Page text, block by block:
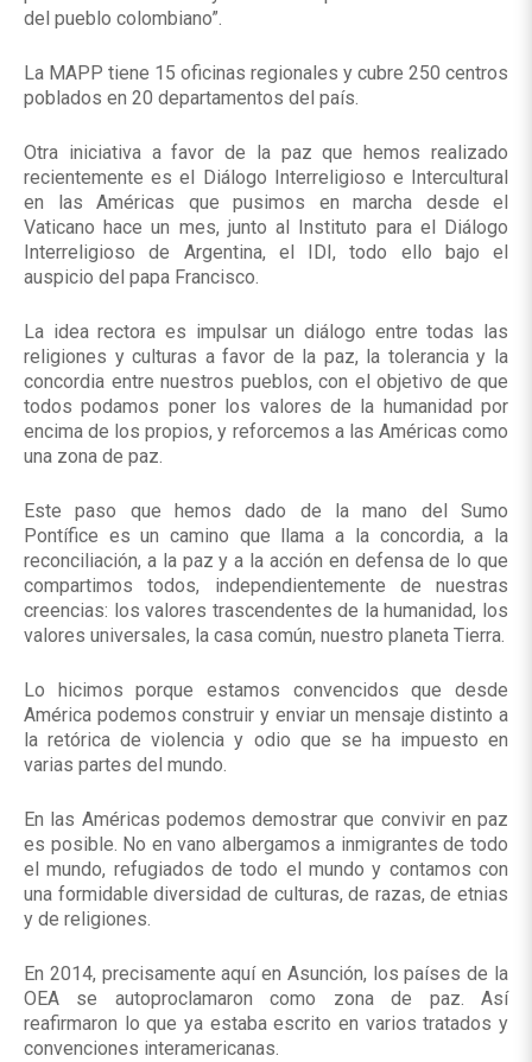
del pueblo colombiano”.
La MAPP tiene 15 oficinas regionales y cubre 250 centros
poblados en 20 departamentos del país.
Otra iniciativa a favor de la paz que hemos realizado
recientemente es el Diálogo Interreligioso e Intercultural
en las Américas que pusimos en marcha desde el
Vaticano hace un mes, junto al Instituto para el Diálogo
Interreligioso de Argentina, el IDI, todo ello bajo el
auspicio del papa Francisco.
La idea rectora es impulsar un diálogo entre todas las
religiones y culturas a favor de la paz, la tolerancia y la
concordia entre nuestros pueblos, con el objetivo de que
todos podamos poner los valores de la humanidad por
encima de los propios, y reforcemos a las Américas como
una zona de paz.
Este paso que hemos dado de la mano del Sumo
Pontífice es un camino que llama a la concordia, a la
reconciliación, a la paz y a la acción en defensa de lo que
compartimos todos, independientemente de nuestras
creencias: los valores trascendentes de la humanidad, los
valores universales, la casa común, nuestro planeta Tierra.
Lo hicimos porque estamos convencidos que desde
América podemos construir y enviar un mensaje distinto a
la retórica de violencia y odio que se ha impuesto en
varias partes del mundo.
En las Américas podemos demostrar que convivir en paz
es posible. No en vano albergamos a inmigrantes de todo
el mundo, refugiados de todo el mundo y contamos con
una formidable diversidad de culturas, de razas, de etnias
y de religiones.
En 2014, precisamente aquí en Asunción, los países de la
OEA se autoproclamaron como zona de paz. Así
reafirmaron lo que ya estaba escrito en varios tratados y
convenciones interamericanas.